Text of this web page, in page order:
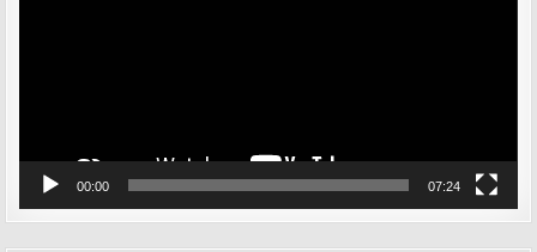
00:00 07:24